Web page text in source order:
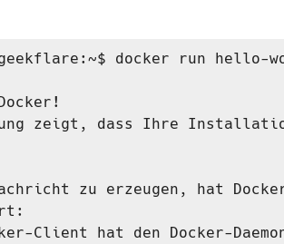
docker run hello-
zeigt, dass Ihre
zu erzeugen, hat
Client hat den Docker-